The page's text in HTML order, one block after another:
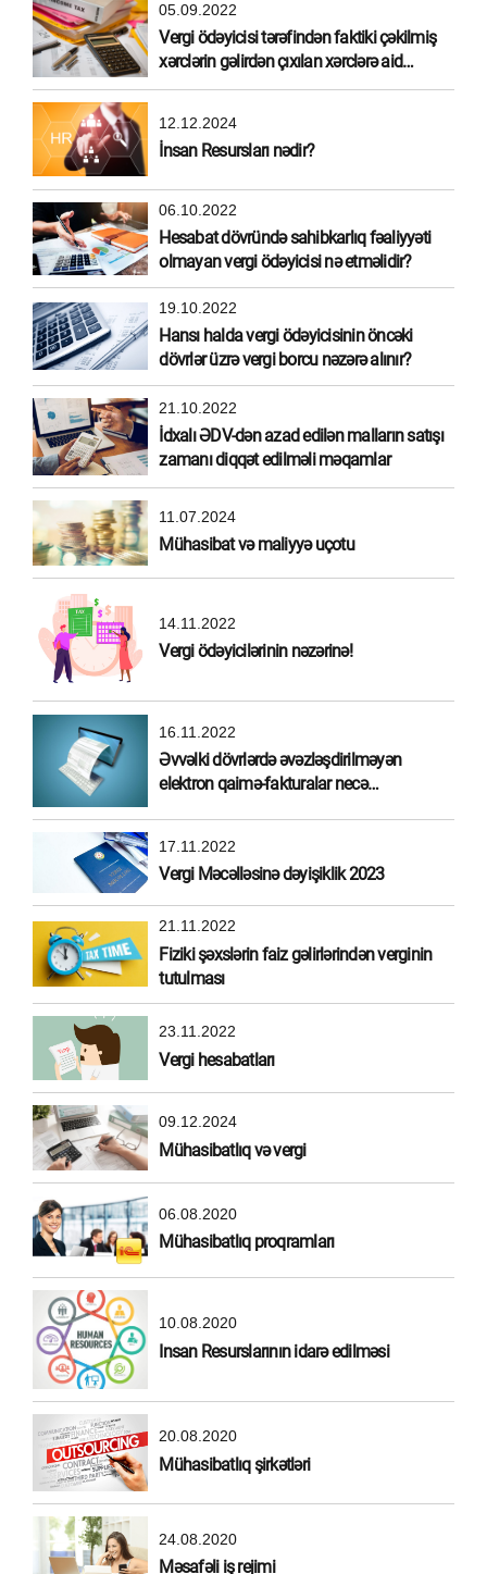
05.09.2022
Vergi ödəyicisi tərəfindən faktiki çəkilmiş
xərclərin gəlirdən çıxılan xərclərə aid
edilməsi
12.12.2024
İnsan Resursları nədir?
06.10.2022
Hesabat dövründə sahibkarlıq fəaliyyəti
olmayan vergi ödəyicisi nə etməlidir?
19.10.2022
Hansı halda vergi ödəyicisinin öncəki
dövrlər üzrə vergi borcu nəzərə alınır?
21.10.2022
İdxalı ƏDV-dən azad edilən malların satışı
zamanı diqqət edilməli məqamlar
11.07.2024
Mühasibat və maliyyə uçotu
14.11.2022
Vergi ödəyicilərinin nəzərinə!
16.11.2022
Əvvəlki dövrlərdə əvəzləşdirilməyən
elektron qaimə-fakturalar necə
17.11.2022
Vergi Məcəlləsinə dəyişiklik 2023
21.11.2022
Fiziki şəxslərin faiz gəlirlərindən verginin
tutulması
23.11.2022
Vergi hesabatları
09.12.2024
Mühasibatlıq və vergi
06.08.2020
Mühasibatlıq proqramları
10.08.2020
Insan Resurslarının idarə edilməsi
20.08.2020
Mühasibatlıq şirkətləri
24.08.2020
Məsafəli iş rejimi